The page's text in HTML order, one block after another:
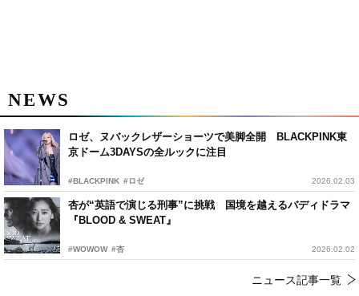
NEWS
ロゼ、ヌバックレザーショーツで美脚全開 BLACKPINK東
京ドーム3DAYSの全ルックに注目
#BLACKPINK #ロゼ 2026.02.03
杏が“英語で演じる刑事”に挑戦 国境を越えるバディドラマ
『BLOOD & SWEAT』
#WOWOW #杏 2026.02.02
ニュース記事一覧